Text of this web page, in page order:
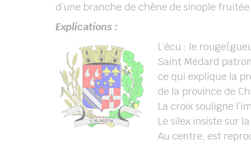
d’une branche de chêne de sinople
Explications :
L’écu : le
Saint Médard
ce qui explique la
de la province de
La croix souligne
Le silex insiste sur
Au centre, est